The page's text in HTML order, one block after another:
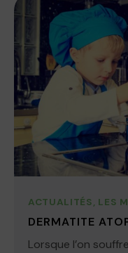
ACTUALITÉS, LES
DERMATITE
Lorsque l’on